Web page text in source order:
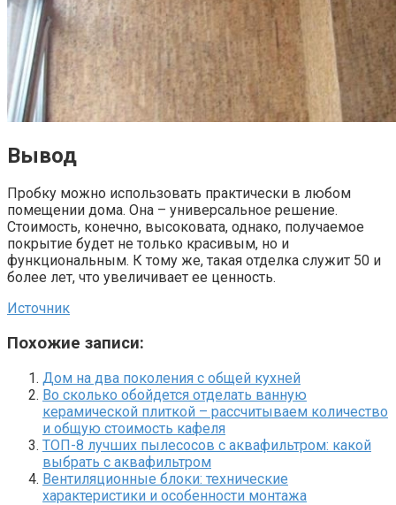
Вывод
Пробку можно использовать практически в любом
помещении дома. Она – универсальное решение.
Стоимость, конечно, высоковата, однако, получаемое
покрытие будет не только красивым, но и
функциональным. К тому же, такая отделка служит 50 и
более лет, что увеличивает ее ценность.
Источник
Похожие записи:
Дом на два поколения с общей кухней
Во сколько обойдется отделать ванную
керамической плиткой – рассчитываем количество
и общую стоимость кафеля
ТОП-8 лучших пылесосов с аквафильтром: какой
выбрать с аквафильтром
Вентиляционные блоки: технические
характеристики и особенности монтажа